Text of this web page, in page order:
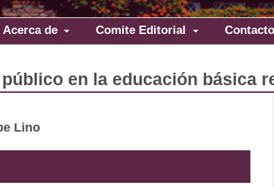
Acerca de Comite Editorial Contacto
en la educación básica
Lino